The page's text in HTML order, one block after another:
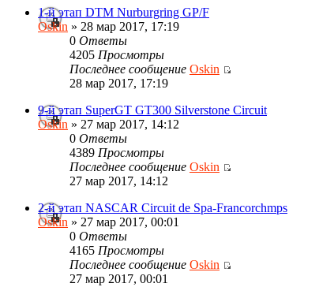
1-й этап DTM Nurburgring GP/F
Oskin » 28 мар 2017, 17:19
0 Ответы
4205 Просмотры
Последнее сообщение Oskin
28 мар 2017, 17:19
9-й этап SuperGT GT300 Silverstone Circuit
Oskin » 27 мар 2017, 14:12
0 Ответы
4389 Просмотры
Последнее сообщение Oskin
27 мар 2017, 14:12
2-й этап NASCAR Circuit de Spa-Francorchmps
Oskin » 27 мар 2017, 00:01
0 Ответы
4165 Просмотры
Последнее сообщение Oskin
27 мар 2017, 00:01